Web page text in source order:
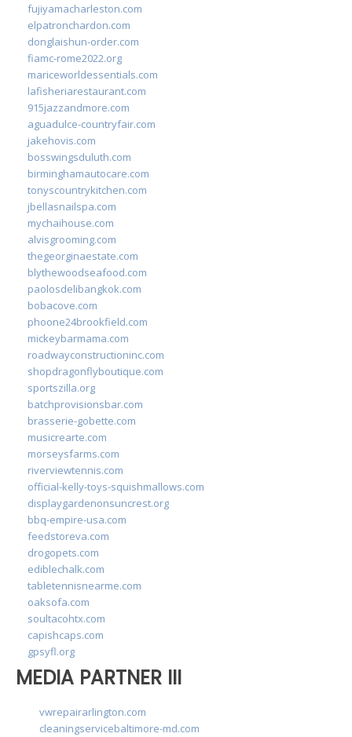
fujiyamacharleston.com
elpatronchardon.com
donglaishun-order.com
fiamc-rome2022.org
mariceworldessentials.com
lafisheriarestaurant.com
915jazzandmore.com
aguadulce-countryfair.com
jakehovis.com
bosswingsduluth.com
birminghamautocare.com
tonyscountrykitchen.com
jbellasnailspa.com
mychaihouse.com
alvisgrooming.com
thegeorginaestate.com
blythewoodseafood.com
paolosdelibangkok.com
bobacove.com
phoone24brookfield.com
mickeybarmama.com
roadwayconstructioninc.com
shopdragonflyboutique.com
sportszilla.org
batchprovisionsbar.com
brasserie-gobette.com
musicrearte.com
morseysfarms.com
riverviewtennis.com
official-kelly-toys-squishmallows.com
displaygardenonsuncrest.org
bbq-empire-usa.com
feedstoreva.com
drogopets.com
ediblechalk.com
tabletennisnearme.com
oaksofa.com
soultacohtx.com
capishcaps.com
gpsyfl.org
MEDIA PARTNER III
vwrepairarlington.com
cleaningservicebaltimore-md.com